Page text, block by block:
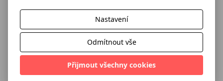
Nastavení
Odmítnout vše
Přijmout všechny cookies